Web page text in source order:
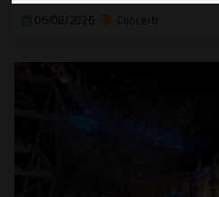
06/08/2026 Concerti